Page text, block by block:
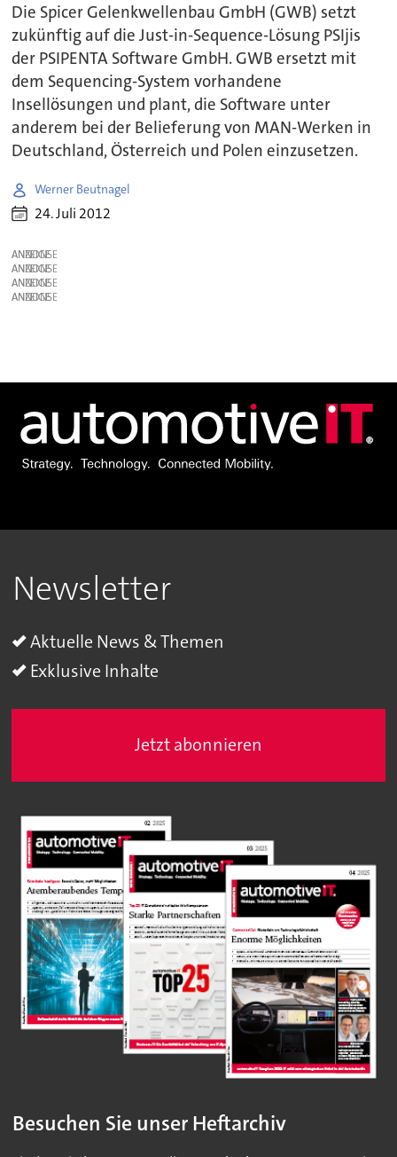
Die Spicer Gelenkwellenbau GmbH (GWB) setzt
zukünftig auf die Just-in-Sequence-Lösung PSIjis
der PSIPENTA Software GmbH. GWB ersetzt mit
dem Sequencing-System vorhandene
Insellösungen und plant, die Software unter
anderem bei der Belieferung von MAN-Werken in
Deutschland, Österreich und Polen einzusetzen.
Werner Beutnagel
24. Juli 2012
ANZEIGE
ANZEIGE
ANZEIGE
ANZEIGE
Newsletter
Aktuelle News & Themen
Exklusive Inhalte
Jetzt abonnieren
Besuchen Sie unser Heftarchiv